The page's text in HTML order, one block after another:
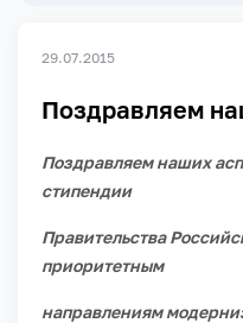
29.07.2015
Поздравляем
Поздравляем наших
стипендии
Правительства
приоритетным
направлениям